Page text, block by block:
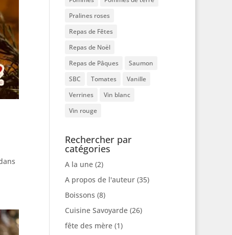
Pralines roses
Repas de Fêtes
Repas de Noël
Repas de Pâques
Saumon
SBC
Tomates
Vanille
Verrines
Vin blanc
Vin rouge
Rechercher par
catégories
A la une(2)
A propos de l'auteur(35)
Boissons (8)
Cuisine Savoyarde(26)
fête des mère(1)